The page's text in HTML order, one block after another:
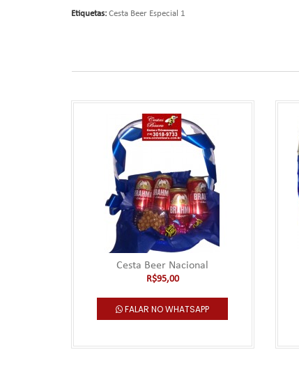
Etiquetas: Cesta Beer Especial 1
Cesta Beer Nacional
R$95,00
FALAR NO WHATSAPP